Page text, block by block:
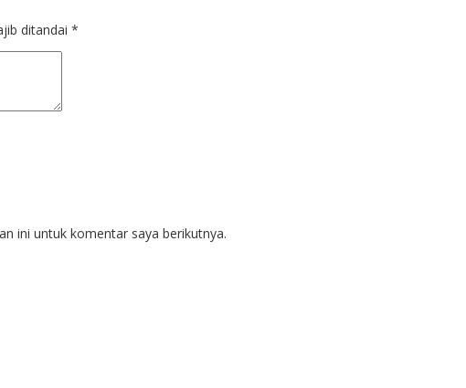
ditandai *
ini untuk komentar saya berikutnya.